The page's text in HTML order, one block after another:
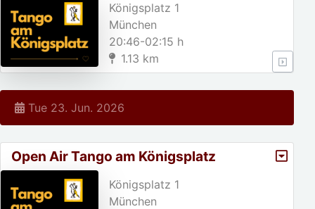
Königsplatz 1
München
20:46-02:15 h
1.13 km
Tue 23. Jun. 2026
Open Air Tango am Königsplatz
Königsplatz 1
München